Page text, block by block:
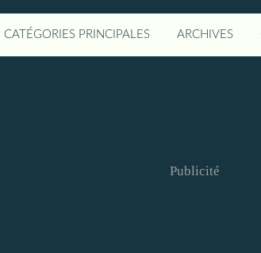
CATÉGORIES PRINCIPALES ARCHIVES
Publicité